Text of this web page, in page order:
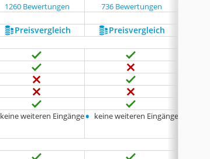
1260 Bewertungen 736 Bewertungen
Preis­vergleich Preis­vergleich
keine weiteren Eingänge• keine weiteren Eingänge